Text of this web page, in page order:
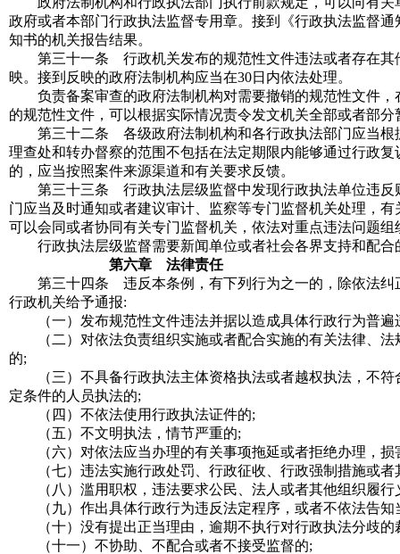
政府或者本部门行政执法监督专用章。接到《行政执法监督
知书的机关报告结果。
第三十一条 行政机关发布的规范性文件违法或者存在其
映。接到反映的政府法制机构应当在30日内依法处理。
负责备案审查的政府法制机构对需要撤销的规范性文件，
的规范性文件，可以根据实际情况责令发文机关全部或者部分
第三十二条 各级政府法制机构和各行政执法部门应当根
理查处和转办督察的范围不包括在法定期限内能够通过行政
的，应当按照案件来源渠道和有关要求反馈。
第三十三条 行政执法层级监督中发现行政执法单位违反
门应当及时通知或者建议审计、监察等专门监督机关处理，
可以会同或者协同有关专门监督机关，依法对重点违法问题组
行政执法层级监督需要新闻单位或者社会各界支持和配合
第六章 法律责任
第三十四条 违反本条例，有下列行为之一的，除依法纠
行政机关给予通报:
（一）发布规范性文件违法并据以造成具体行政行为普遍
（二）对依法负责组织实施或者配合实施的有关法律、法
的;
（三）不具备行政执法主体资格执法或者越权执法，不符
定条件的人员执法的;
（四）不依法使用行政执法证件的;
（五）不文明执法，情节严重的;
（六）对依法应当办理的有关事项拖延或者拒绝办理，损
（七）违法实施行政处罚、行政征收、行政强制措施或者
（八）滥用职权，违法要求公民、法人或者其他组织履行
（九）作出具体行政行为违反法定程序，或者不依法告知
（十）没有提出正当理由，逾期不执行对行政执法分歧的
（十一）不协助、不配合或者不接受监督的;